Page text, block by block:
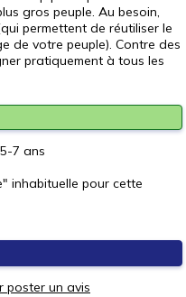
gros peuple. Au besoin,
permettent de réutiliser le
de votre peuple). Contre des
pratiquement à tous les
7 ans
inhabituelle pour cette
poster un avis